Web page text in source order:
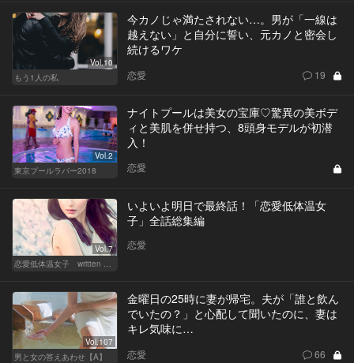
Vol.10
もう1人の私
今カノじゃ満たされない…。男が「一線は
越えない」と自分に誓い、元カノと密会し
続けるワケ
恋愛 19
Vol.2
東京プールラバー2018
ナイトプールは美女の宝庫♡驚異の美ボデ
ィと美肌を併せ持つ、8頭身モデルが初潜
入！
恋愛
Vol.7
いよいよ明日で最終話！「恋愛低体温女
子」全話総集編
恋愛
Vol.107
男と女の答えあわせ【A】
金曜日の25時に妻が帰宅。夫が「誰と飲ん
でいたの？」と心配して聞いたのに、妻は
キレ気味に…
恋愛 66